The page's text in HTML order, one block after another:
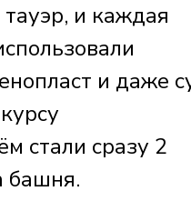
и каждая
и даже
стали сразу 2
башня.